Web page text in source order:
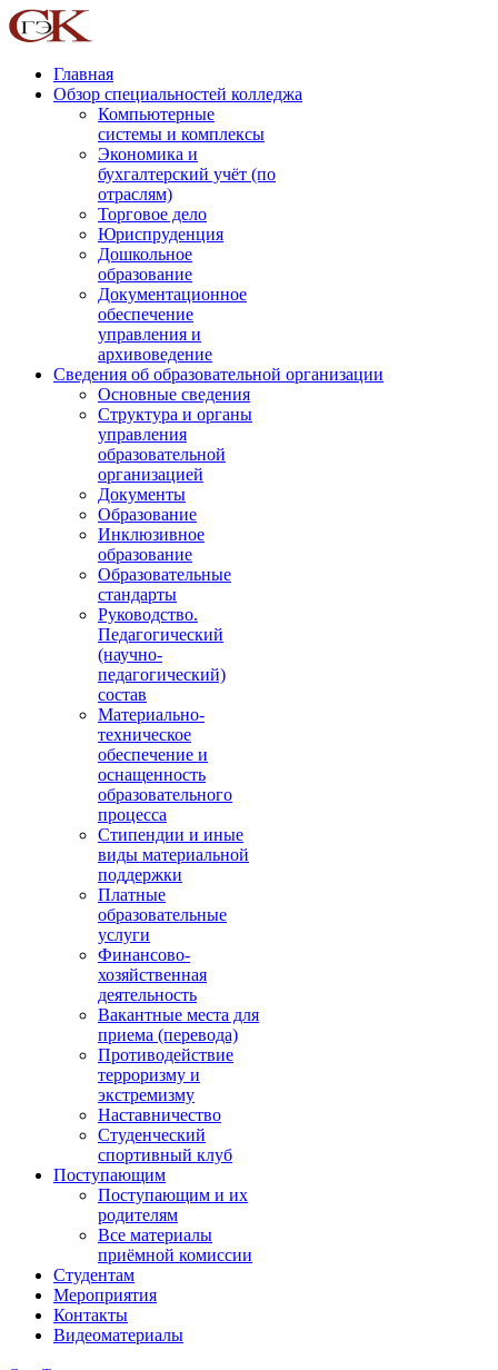
Главная
Обзор специальностей колледжа
Компьютерные
системы и комплексы
Экономика и
бухгалтерский учёт (по
отраслям)
Торговое дело
Юриспруденция
Дошкольное
образование
Документационное
обеспечение
управления и
архивоведение
Сведения об образовательной организации
Основные сведения
Структура и органы
управления
образовательной
организацией
Документы
Образование
Инклюзивное
образование
Образовательные
стандарты
Руководство.
Педагогический
(научно-
педагогический)
состав
Материально-
техническое
обеспечение и
оснащенность
образовательного
процесса
Стипендии и иные
виды материальной
поддержки
Платные
образовательные
услуги
Финансово-
хозяйственная
деятельность
Вакантные места для
приема (перевода)
Противодействие
терроризму и
экстремизму
Наставничество
Студенческий
спортивный клуб
Поступающим
Поступающим и их
родителям
Все материалы
приёмной комиссии
Студентам
Мероприятия
Контакты
Видеоматериалы